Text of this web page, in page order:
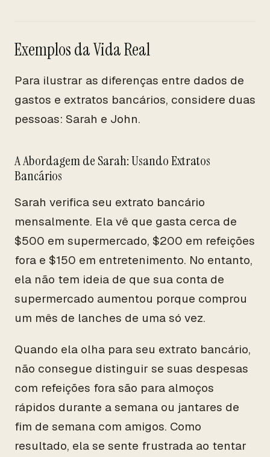
Exemplos da Vida Real
Para ilustrar as diferenças entre dados de
gastos e extratos bancários, considere duas
pessoas: Sarah e John.
A Abordagem de Sarah: Usando Extratos
Bancários
Sarah verifica seu extrato bancário
mensalmente. Ela vê que gasta cerca de
$500 em supermercado, $200 em refeições
fora e $150 em entretenimento. No entanto,
ela não tem ideia de que sua conta de
supermercado aumentou porque comprou
um mês de lanches de uma só vez.
Quando ela olha para seu extrato bancário,
não consegue distinguir se suas despesas
com refeições fora são para almoços
rápidos durante a semana ou jantares de
fim de semana com amigos. Como
resultado, ela se sente frustrada ao tentar